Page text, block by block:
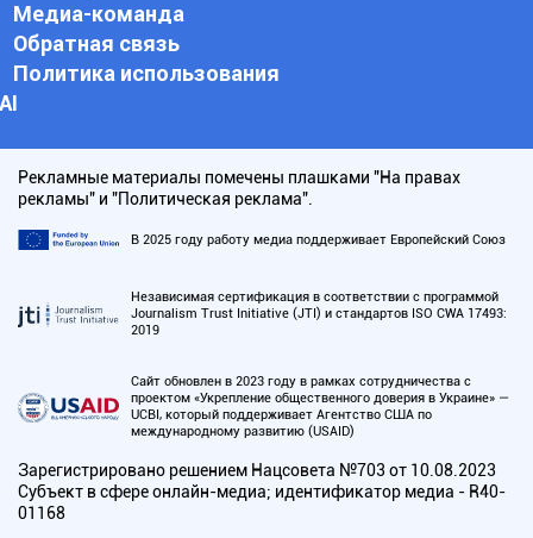
Медиа-команда
Обратная связь
Политика использования
АI
Рекламные материалы помечены плашками "На правах
рекламы" и "Политическая реклама".
В 2025 году работу медиа поддерживает Европейский Союз
Независимая сертификация в соответствии с программой
Journalism Trust Initiative (JTI) и стандартов ISO CWA 17493:
2019
Сайт обновлен в 2023 году в рамках сотрудничества с
проектом «Укрепление общественного доверия в Украине» —
UCBI, который поддерживает Агентство США по
международному развитию (USAID)
Зарегистрировано решением Нацсовета №703 от 10.08.2023
Субъект в сфере онлайн-медиа; идентификатор медиа - R40-
01168